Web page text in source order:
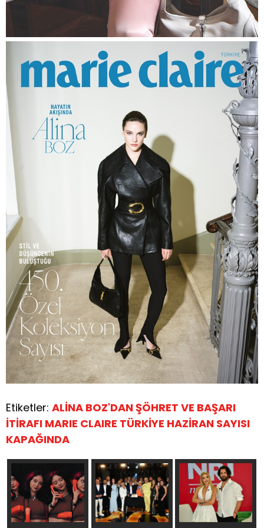
Etiketler: ALİNA BOZ'DAN ŞÖHRET VE BAŞARI
İTİRAFI MARIE CLAIRE TÜRKİYE HAZİRAN SAYISI
KAPAĞINDA